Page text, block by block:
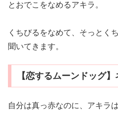
とおでこをなめるアキラ。
くちびるをなめて、そっとく
聞いてきます。
【恋するムーンドッグ
自分は真っ赤なのに、アキラ